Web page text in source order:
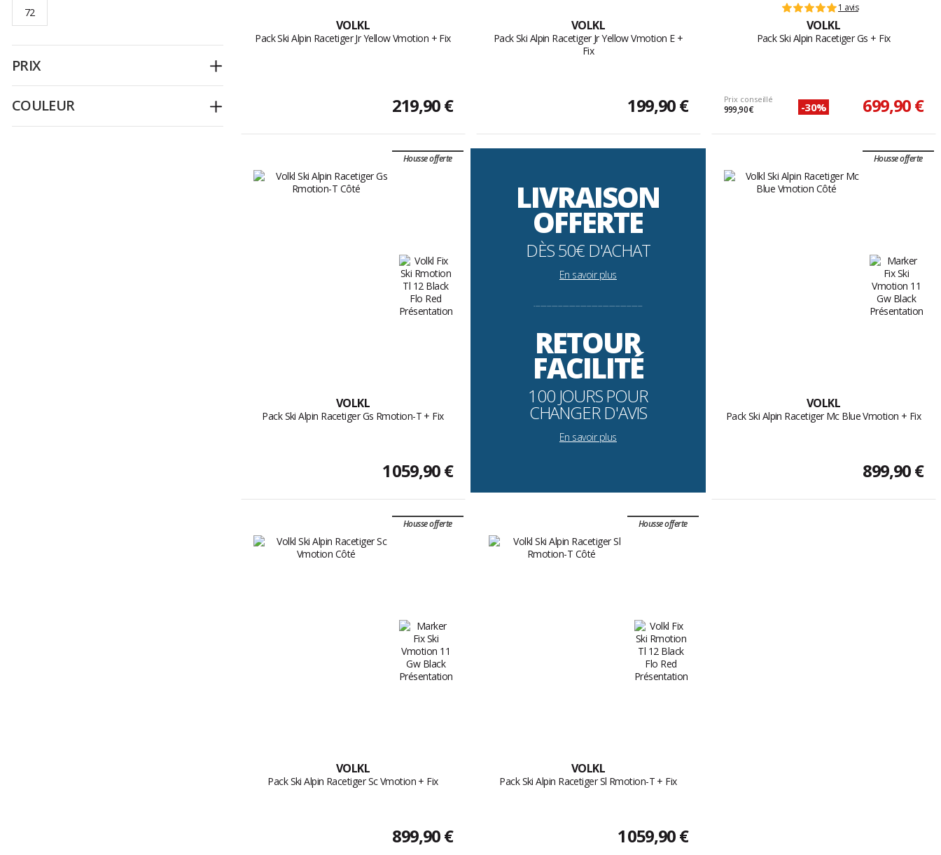
72
PRIX Déplier
COULEUR Déplier
VOLKL
Pack Ski Alpin Racetiger Jr Yellow Vmotion + Fix
219,90 €
VOLKL
Pack Ski Alpin Racetiger Jr Yellow Vmotion E +
Fix
199,90 €
1 avis
VOLKL
Pack Ski Alpin Racetiger Gs + Fix
Prix conseillé
999,90 € -30% 699,90 €
Housse offerte
VOLKL
Pack Ski Alpin Racetiger Gs Rmotion-T + Fix
1 059,90 €
LIVRAISON
OFFERTE
DÈS 50€ D'ACHAT
En savoir plus
--------------------------------------------------------------------
RETOUR
FACILITÉ
100 JOURS POUR
CHANGER D'AVIS
En savoir plus
Housse offerte
VOLKL
Pack Ski Alpin Racetiger Mc Blue Vmotion + Fix
899,90 €
Housse offerte
VOLKL
Pack Ski Alpin Racetiger Sc Vmotion + Fix
899,90 €
Housse offerte
VOLKL
Pack Ski Alpin Racetiger Sl Rmotion-T + Fix
1 059,90 €